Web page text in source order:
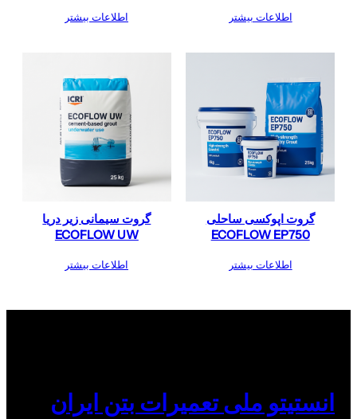
اطلاعات بیشتر اطلاعات بیشتر
گروت اپوکسی ساحلی
ECOFLOW EP750
اطلاعات بیشتر
گروت سیمانی زیر دریا
ECOFLOW UW
اطلاعات بیشتر
انستیتو ملی تعمیرات بتن ایران